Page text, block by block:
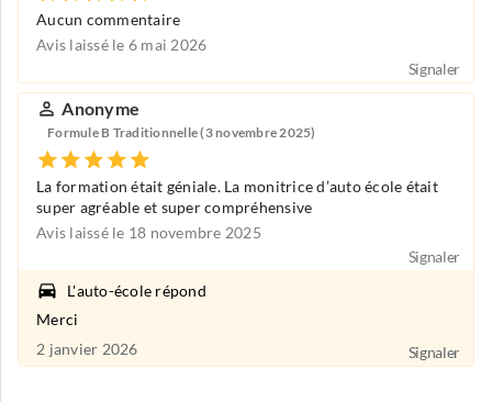
Aucun commentaire
Avis laissé le 6 mai 2026
Signaler
Anonyme
Formule B Traditionnelle (3 novembre 2025)
La formation était géniale. La monitrice d’auto école était
super agréable et super compréhensive
Avis laissé le 18 novembre 2025
Signaler
L'auto-école répond
Merci
2 janvier 2026
Signaler